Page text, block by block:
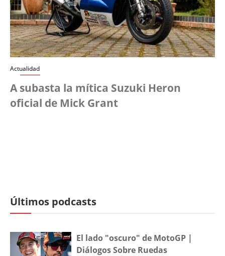
Actualidad
A subasta la mítica Suzuki Heron
oficial de Mick Grant
Últimos podcasts
El lado "oscuro" de MotoGP |
Diálogos Sobre Ruedas